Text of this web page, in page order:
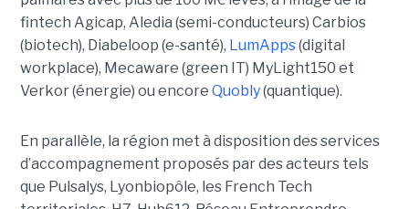
fintech Agicap, Aledia (semi-conducteurs) Carbios
(biotech), Diabeloop (e-santé), LumApps(digital
workplace), Mecaware (green IT) MyLight150 et
Verkor (énergie) ou encore Quobly(quantique).
En parallèle, la région met à disposition des services
d’accompagnement proposés par des acteurs tels
que Pulsalys, Lyonbiopôle, les French Tech